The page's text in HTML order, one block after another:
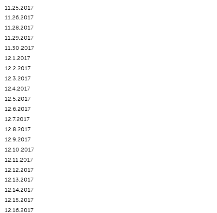
11.25.2017
11.26.2017
11.28.2017
11.29.2017
11.30.2017
12.1.2017
12.2.2017
12.3.2017
12.4.2017
12.5.2017
12.6.2017
12.7.2017
12.8.2017
12.9.2017
12.10.2017
12.11.2017
12.12.2017
12.13.2017
12.14.2017
12.15.2017
12.16.2017